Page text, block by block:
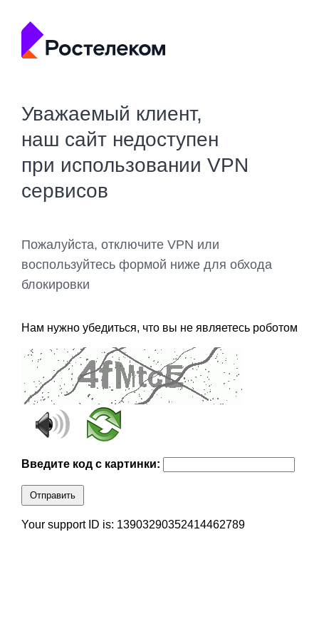
Уважаемый клиент,
наш сайт недоступен
при использовании VPN
сервисов
Пожалуйста, отключите VPN или
воспользуйтесь формой ниже для обхода
блокировки
Нам нужно убедиться, что вы не являетесь роботом
Введите код с картинки:
Отправить
Your support ID is: 13903290352414462789